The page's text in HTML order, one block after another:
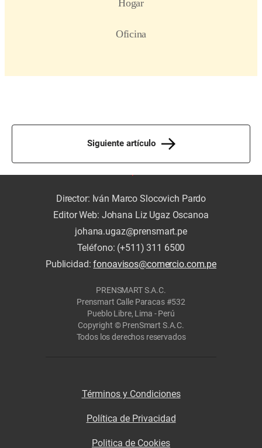
Siguiente artículo
Director: Iván Marco Slocovich Pardo
Editor Web: Johana Liz Ugaz Oscanoa
johana.ugaz@prensmart.pe
Teléfono: (+511) 311 6500
Publicidad:fonoavisos@comercio.com.pe
PRENSMART S.A.C.
Prensmart Calle Paracas #532
Pueblo Libre, Lima - Perú
Copyright © PrenSmart S.A.C.
Todos los derechos reservados
Términos y Condiciones
Política de Privacidad
Politica de Cookies